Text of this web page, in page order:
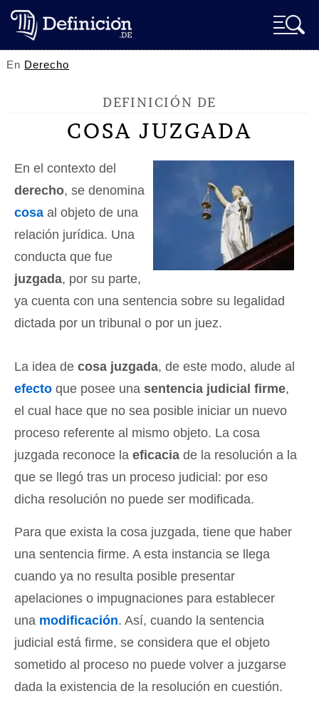
En Derecho
DEFINICIÓN DE
COSA JUZGADA
En el contexto del
derecho, se denomina
cosa al objeto de una
relación jurídica. Una
conducta que fue
juzgada, por su parte,
ya cuenta con una sentencia sobre su legalidad
dictada por un tribunal o por un juez.
La idea de cosa juzgada, de este modo, alude al
efecto que posee una sentencia judicial firme,
el cual hace que no sea posible iniciar un nuevo
proceso referente al mismo objeto. La cosa
juzgada reconoce la eficacia de la resolución a la
que se llegó tras un proceso judicial: por eso
dicha resolución no puede ser modificada.
Para que exista la cosa juzgada, tiene que haber
una sentencia firme. A esta instancia se llega
cuando ya no resulta posible presentar
apelaciones o impugnaciones para establecer
una modificación. Así, cuando la sentencia
judicial está firme, se considera que el objeto
sometido al proceso no puede volver a juzgarse
dada la existencia de la resolución en cuestión.